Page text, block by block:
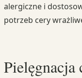
alergiczne i
potrzeb cery
Pielęgnacja